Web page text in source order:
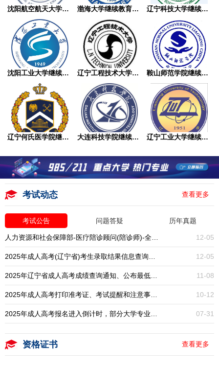
沈阳航空航天大学继续教育学院成人高考 渤海大学继续教育学院成人高考 辽宁科技大学继续教育学院成人高考
沈阳工业大学继续教育学院成人高考 辽宁工程技术大学继续教育学院成人高考 鞍山师范学院继续教育学院成人高考
辽宁何氏医学院继续教育学院成人高考 大连科技学院继续教育学院成人高考 辽宁工业大学继续教育学院成人高考
考试动态 查看更多
考试公告 问题答疑 历年真题
12-05
12-05
11-08
10-12
07-31
资格证书 查看更多